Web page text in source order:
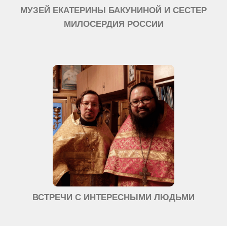
МУЗЕЙ ЕКАТЕРИНЫ БАКУНИНОЙ И СЕСТЕР
МИЛОСЕРДИЯ РОССИИ
ВСТРЕЧИ С ИНТЕРЕСНЫМИ ЛЮДЬМИ